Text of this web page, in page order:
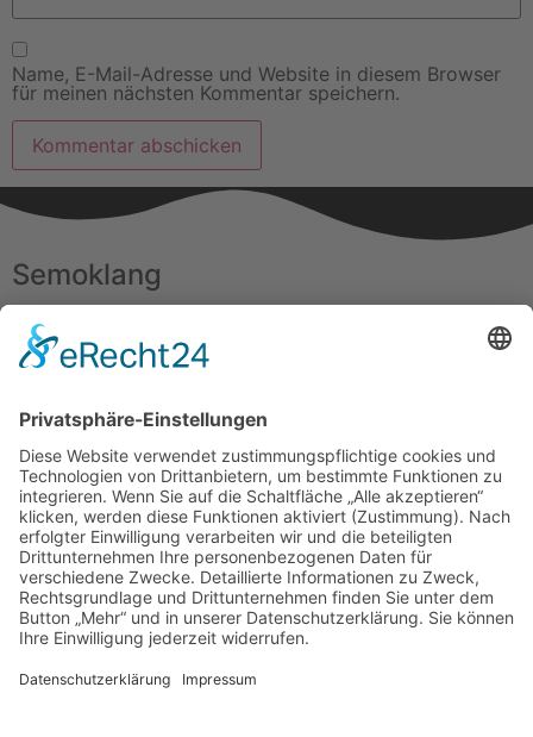
Name, E-Mail-Adresse und Website in diesem Browser
für meinen nächsten Kommentar speichern.
Semoklang
Haus der Lebenskraft
Erzbergerstr. 15
88239 Wangen
Telefonnummer: 0170 777 4388
Kontakt